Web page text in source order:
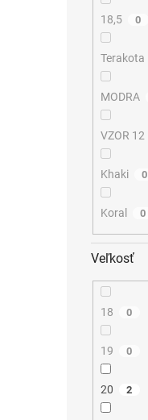
18,5 0
Terakota
MODRA
VZOR 12
Khaki 0
Koral 0
Veľkosť
18 0
19 0
20 2